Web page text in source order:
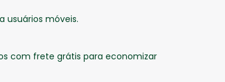
usuários móveis.
com frete grátis para economizar